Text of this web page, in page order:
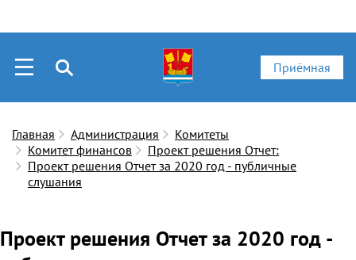
Приёмная
Главная Администрация
Комитеты
Комитет финансов
Проект решения Отчет:
Проект решения Отчет за 2020 год - публичные
слушания
Проект решения Отчет за 2020 год -